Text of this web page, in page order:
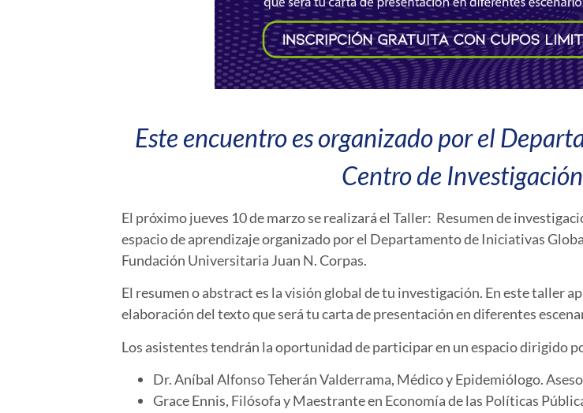
Este encuentro es organizado por el
Centro de
El próximo jueves 10 de marzo se realizará el Taller: Resumen de
espacio de aprendizaje organizado por el Departamento de Iniciativas
Fundación Universitaria Juan N. Corpas.
El resumen o abstract es la visión global de tu investigación. En este taller
elaboración del texto que será tu carta de presentación en diferentes
Los asistentes tendrán la oportunidad de participar en un espacio dirigido
Dr. Aníbal Alfonso Teherán Valderrama, Médico y Epidemiólogo.
Grace Ennis, Filósofa y Maestrante en Economía de las Políticas